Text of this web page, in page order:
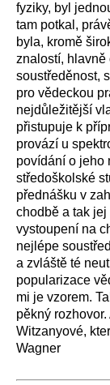
fyziky, byl
tam potkal,
byla, kromě
znalostí, hlavně
soustředěnost,
pro vědeckou
nejdůležitější
přistupuje k
provází u
povídání o jeho
středoškolské
přednášku v
chodbě a tak
vystoupení na
nejlépe
a zvláště té
popularizace
mi je vzorem.
pěkný
Witzanyové,
Wagner